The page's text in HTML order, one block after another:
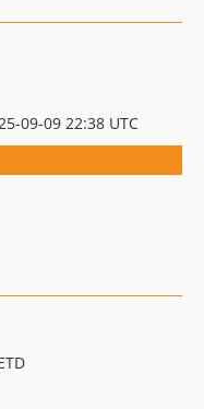
09-09 22:38 UTC